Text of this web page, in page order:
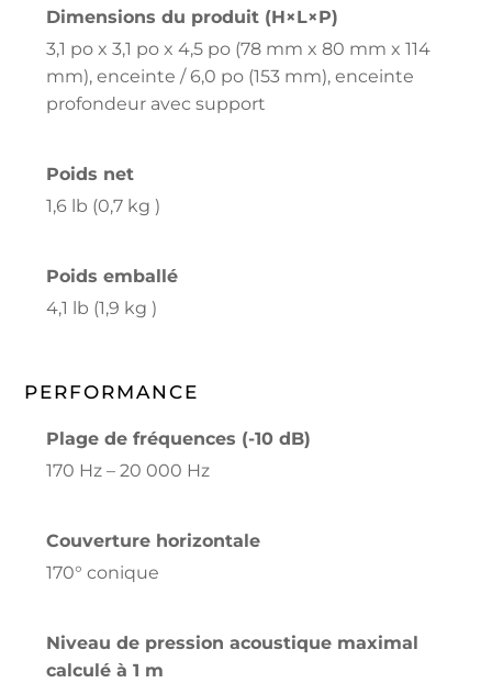
Dimensions du produit (H×L×P)
3,1 po x 3,1 po x 4,5 po (78 mm x 80 mm x 114
mm), enceinte / 6,0 po (153 mm), enceinte
profondeur avec support
Poids net
1,6 lb (0,7 kg )
Poids emballé
4,1 lb (1,9 kg )
PERFORMANCE
Plage de fréquences (-10 dB)
170 Hz – 20 000 Hz
Couverture horizontale
170° conique
Niveau de pression acoustique maximal
calculé à 1 m